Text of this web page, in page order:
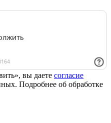
вы даете согласие
Подробнее об обработке